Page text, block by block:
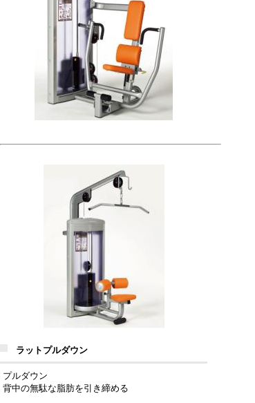
ラットプルダウン
プルダウン
背中の無駄な脂肪を引き締める